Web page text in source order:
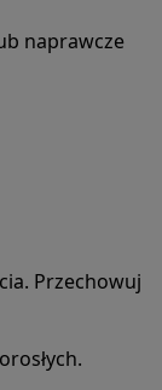
naprawcze
Przechowuj